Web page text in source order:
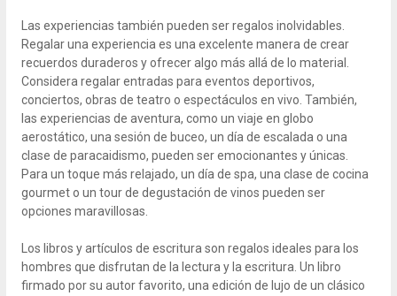
Las experiencias también pueden ser regalos inolvidables.
Regalar una experiencia es una excelente manera de crear
recuerdos duraderos y ofrecer algo más allá de lo material.
Considera regalar entradas para eventos deportivos,
conciertos, obras de teatro o espectáculos en vivo. También,
las experiencias de aventura, como un viaje en globo
aerostático, una sesión de buceo, un día de escalada o una
clase de paracaidismo, pueden ser emocionantes y únicas.
Para un toque más relajado, un día de spa, una clase de cocina
gourmet o un tour de degustación de vinos pueden ser
opciones maravillosas.
Los libros y artículos de escritura son regalos ideales para los
hombres que disfrutan de la lectura y la escritura. Un libro
firmado por su autor favorito, una edición de lujo de un clásico